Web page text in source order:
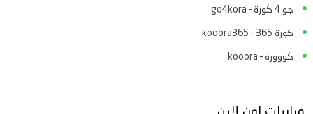
جو 4 كورة – go4kora
كورة 365 – kooora365
كووورة – kooora